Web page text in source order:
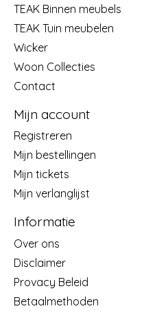
TEAK Binnen meubels
TEAK Tuin meubelen
Wicker
Woon Collecties
Contact
Mijn account
Registreren
Mijn bestellingen
Mijn tickets
Mijn verlanglijst
Informatie
Over ons
Disclaimer
Provacy Beleid
Betaalmethoden